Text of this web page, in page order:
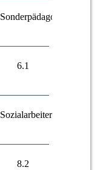
Sonderpädagogin
6.1
Sozialarbeiter
8.2